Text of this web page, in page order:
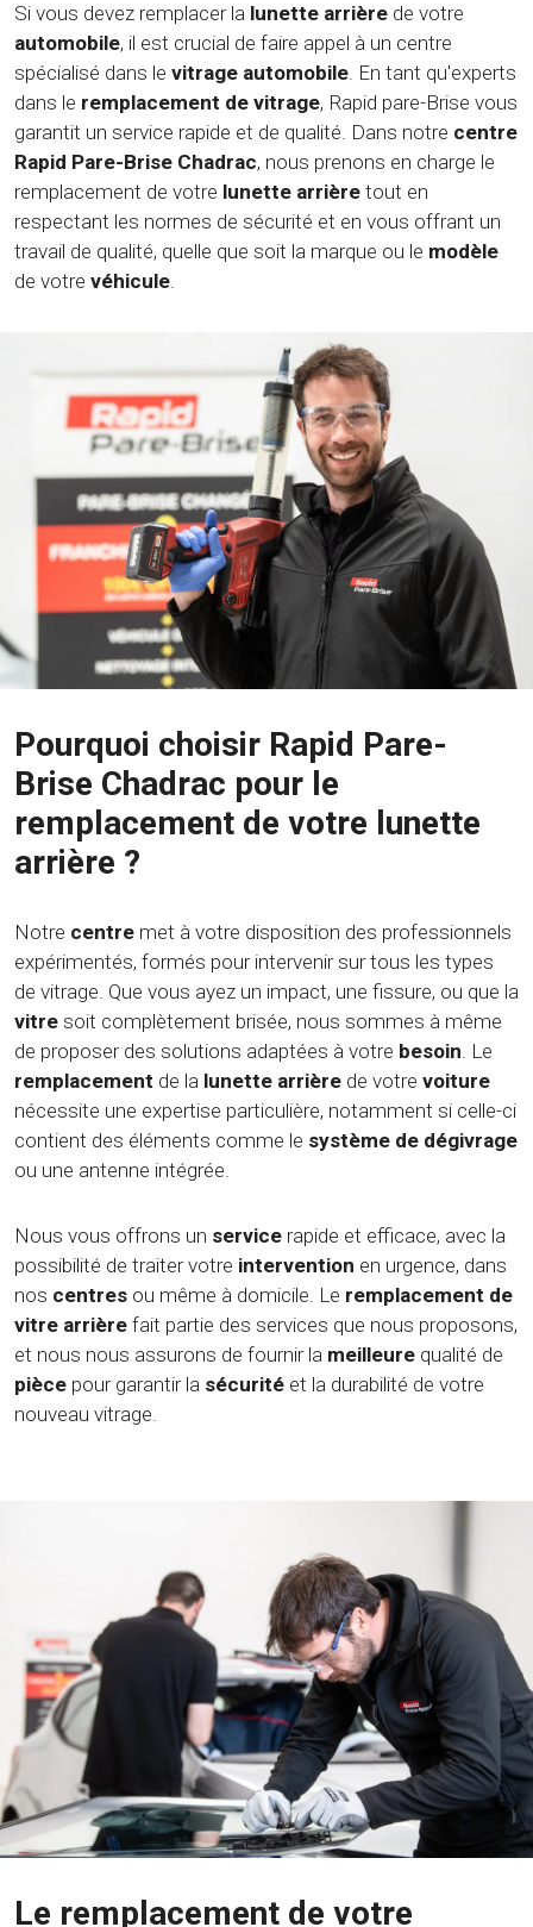
Si vous devez remplacer la lunette arrière de votre
automobile, il est crucial de faire appel à un centre
spécialisé dans le vitrage automobile. En tant qu'experts
dans le remplacement de vitrage, Rapid pare-Brise vous
garantit un service rapide et de qualité. Dans notre centre
Rapid Pare-Brise Chadrac, nous prenons en charge le
remplacement de votre lunette arrière tout en
respectant les normes de sécurité et en vous offrant un
travail de qualité, quelle que soit la marque ou le modèle
de votre véhicule.
Pourquoi choisir Rapid Pare-
Brise Chadrac pour le
remplacement de votre lunette
arrière ?
Notre centre met à votre disposition des professionnels
expérimentés, formés pour intervenir sur tous les types
de vitrage. Que vous ayez un impact, une fissure, ou que la
vitre soit complètement brisée, nous sommes à même
de proposer des solutions adaptées à votre besoin. Le
remplacement de la lunette arrière de votre voiture
nécessite une expertise particulière, notamment si celle-ci
contient des éléments comme le système de dégivrage
ou une antenne intégrée.
Nous vous offrons un service rapide et efficace, avec la
possibilité de traiter votre intervention en urgence, dans
nos centres ou même à domicile. Le remplacement de
vitre arrière fait partie des services que nous proposons,
et nous nous assurons de fournir la meilleure qualité de
pièce pour garantir la sécurité et la durabilité de votre
nouveau vitrage.
Le remplacement de votre